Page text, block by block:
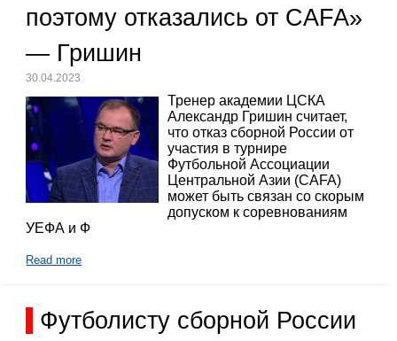
поэтому отказались от CAFA»
— Гришин
30.04.2023
Тренер академии ЦСКА
Александр Гришин считает,
что отказ сборной России от
участия в турнире
Футбольной Ассоциации
Центральной Азии (CAFA)
может быть связан со скорым
допуском к соревнованиям
УЕФА и Ф
Read more
Футболисту сборной России